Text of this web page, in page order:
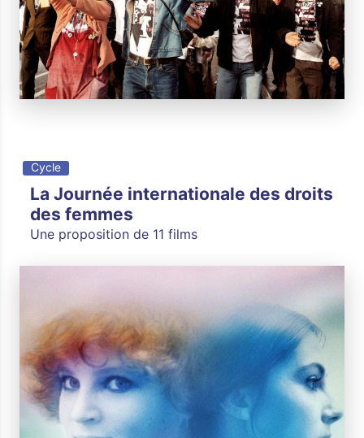
Cycle
La Journée internationale des droits
des femmes
Une proposition de 11 films